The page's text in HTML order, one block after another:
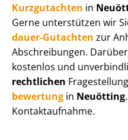
Kurzgutachten in
Gerne unterstützen wir
dau­er-Gutachten zur
Abschreibungen.
kostenlos und
rechtlichen
be­wer­tung in Neuötting
Kontaktaufnahme.